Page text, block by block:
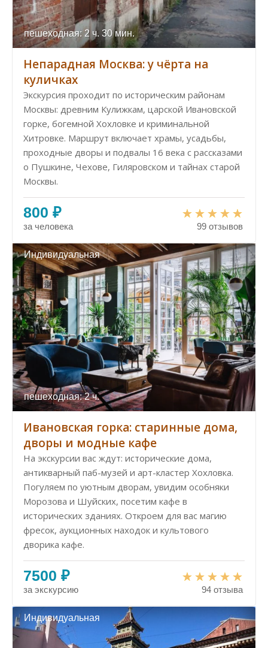
пешеходная: 2 ч. 30 мин.
Непарадная Москва: у чёрта на
куличках
Экскурсия проходит по историческим районам
Москвы: древним Кулижкам, царской Ивановской
горке, богемной Хохловке и криминальной
Хитровке. Маршрут включает храмы, усадьбы,
проходные дворы и подвалы 16 века с рассказами
о Пушкине, Чехове, Гиляровском и тайнах старой
Москвы.
800 ₽
за человека 99 отзывов
Индивидуальная
пешеходная: 2 ч.
Ивановская горка: старинные дома,
дворы и модные кафе
На экскурсии вас ждут: исторические дома,
антикварный паб-музей и арт-кластер Хохловка.
Погуляем по уютным дворам, увидим особняки
Морозова и Шуйских, посетим кафе в
исторических зданиях. Откроем для вас магию
фресок, аукционных находок и культового
дворика кафе.
7500 ₽
за экскурсию 94 отзыва
Индивидуальная